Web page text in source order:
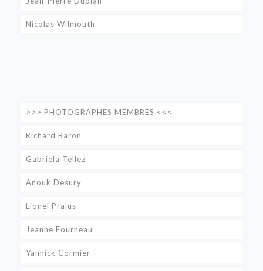
Nicolas Wilmouth
>>> PHOTOGRAPHES MEMBRES <<<
Richard Baron
Gabriela Tellez
Anouk Desury
Lionel Pralus
Jeanne Fourneau
Yannick Cormier